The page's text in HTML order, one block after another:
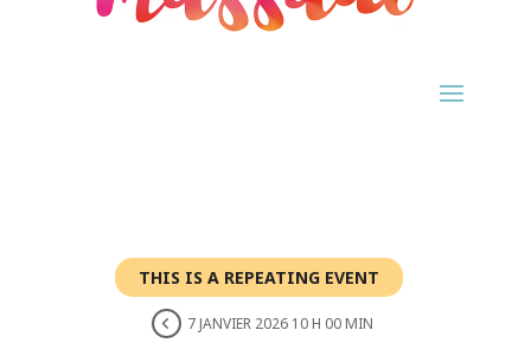
THIS IS A REPEATING EVENT
7 JANVIER 2026 10 H 00 MIN